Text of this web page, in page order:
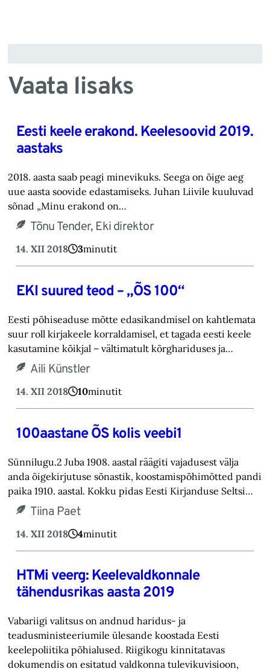
Vaata lisaks
Eesti keele erakond. Keelesoovid 2019.
aastaks
2018. aasta saab peagi minevikuks. Seega on õige aeg
uue aasta soovide edastamiseks. Juhan Liivile kuuluvad
sõnad „Minu erakond on…
Tõnu Tender, Eki direktor
14. XII 2018 3minutit
EKI suured teod – „ÕS 100“
Eesti põhiseaduse mõtte edasikandmisel on kahtlemata
suur roll kirjakeele korraldamisel, et tagada eesti keele
kasutamine kõikjal – vältimatult kõrghariduses ja…
Aili Künstler
14. XII 2018 10minutit
100aastane ÕS kolis veebi1
Sünnilugu.2 Juba 1908. aastal räägiti vajadusest välja
anda õigekirjutuse sõnastik, koostamispõhimõtted pandi
paika 1910. aastal. Kokku pidas Eesti Kirjanduse Seltsi…
Tiina Paet
14. XII 2018 4minutit
HTMi veerg: Keelevaldkonnale
tähendusrikas aasta 2019
Vabariigi valitsus on andnud haridus- ja
teadusministeeriumile ülesande koostada Eesti
keelepoliitika põhialused. Riigikogu kinnitatavas
dokumendis on esitatud valdkonna tulevikuvisioon,